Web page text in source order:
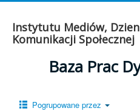
Instytutu Mediów,
Komunikacji Społecznej
Baza Prac
Pogrupowane przez